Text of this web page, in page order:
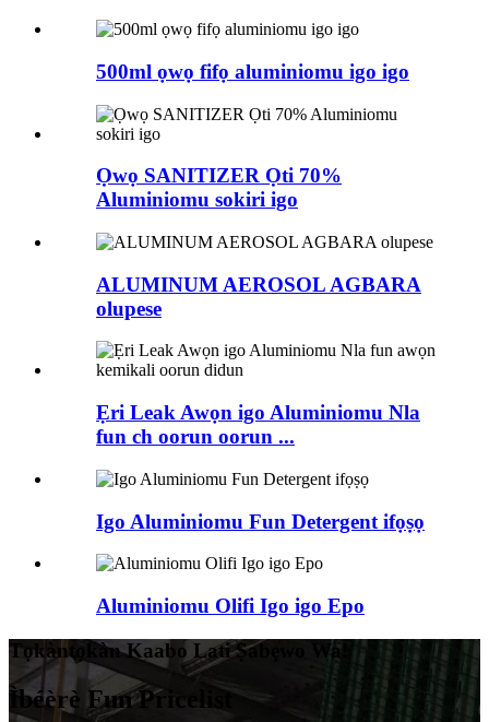
500ml ọwọ fifọ aluminiomu igo igo
Ọwọ SANITIZER Ọti 70%
Aluminiomu sokiri igo
ALUMINUM AEROSOL AGBARA
olupese
Ẹri Leak Awọn igo Aluminiomu Nla
fun ch oorun oorun ...
Igo Aluminiomu Fun Detergent ifọṣọ
Aluminiomu Olifi Igo igo Epo
Tọkàntọkàn Kaabo Lati Ṣabẹwo Wa!
Ìbéèrè Fun Pricelist